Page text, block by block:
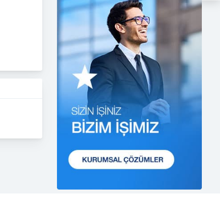
1. Hukuka ve Dürüstlük
Kuralına Uygun Kişisel Veri
İşleme Faaliyetlerinde
Bulunma
CB Gayrimenkul Franchising
Pazarlama ve Danışmanlık
Hizmetleri A.Ş.; kişisel verilerin
işlenmesi faaliyetleri
kapsamında hukuka ve
dürüstlük kurallarına uygun
hareket etmekle yükümlüdür.
gereklilikleri dikkate alınacakve
kişisel verileri işleme amacı
dışında kullanmayacaktır.
2. Kişisel Verilerin Doğru ve